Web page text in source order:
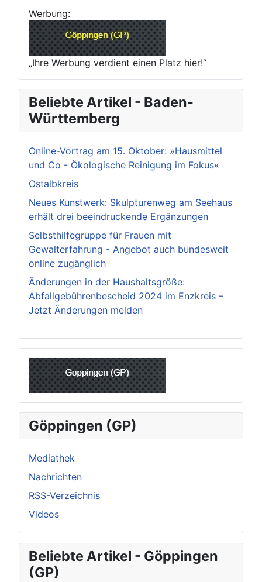
Werbung:
„Ihre Werbung verdient einen Platz hier!“
Beliebte Artikel - Baden-
Württemberg
Online-Vortrag am 15. Oktober: »Hausmittel
und Co - Ökologische Reinigung im Fokus«
Ostalbkreis
Neues Kunstwerk: Skulpturenweg am Seehaus
erhält drei beeindruckende Ergänzungen
Selbsthilfegruppe für Frauen mit
Gewalterfahrung - Angebot auch bundesweit
online zugänglich
Änderungen in der Haushaltsgröße:
Abfallgebührenbescheid 2024 im Enzkreis –
Jetzt Änderungen melden
Göppingen (GP)
Mediathek
Nachrichten
RSS-Verzeichnis
Videos
Beliebte Artikel - Göppingen
(GP)